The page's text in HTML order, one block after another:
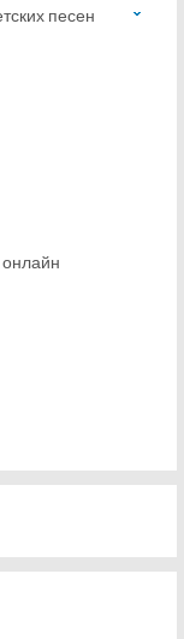
песен